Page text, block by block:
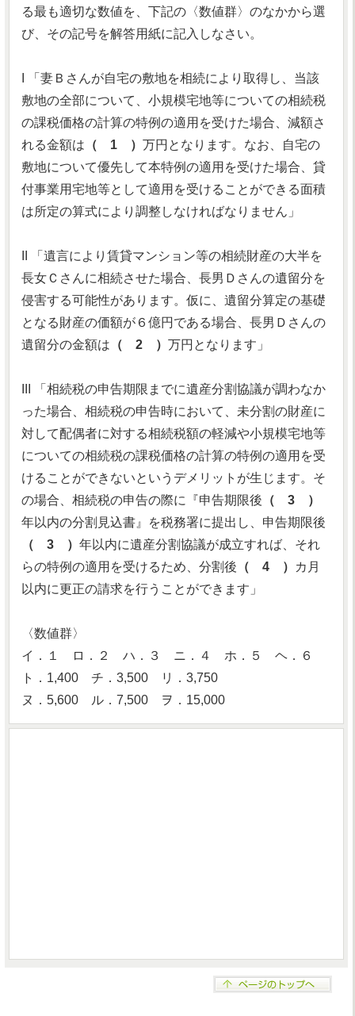
る最も適切な数値を、下記の〈数値群〉のなかから選
び、その記号を解答用紙に記入しなさい。
I 「妻Ｂさんが自宅の敷地を相続により取得し、当該
敷地の全部について、小規模宅地等についての相続税
の課税価格の計算の特例の適用を受けた場合、減額さ
れる金額は （ 1 ） 万円となります。なお、自宅の
敷地について優先して本特例の適用を受けた場合、貸
付事業用宅地等として適用を受けることができる面積
は所定の算式により調整しなければなりません」
II 「遺言により賃貸マンション等の相続財産の大半を
長女Ｃさんに相続させた場合、長男Ｄさんの遺留分を
侵害する可能性があります。仮に、遺留分算定の基礎
となる財産の価額が６億円である場合、長男Ｄさんの
遺留分の金額は （ 2 ） 万円となります」
III 「相続税の申告期限までに遺産分割協議が調わなか
った場合、相続税の申告時において、未分割の財産に
対して配偶者に対する相続税額の軽減や小規模宅地等
についての相続税の課税価格の計算の特例の適用を受
けることができないというデメリットが生じます。そ
の場合、相続税の申告の際に『申告期限後 （ 3 ）
年以内の分割見込書』を税務署に提出し、申告期限後
（ 3 ） 年以内に遺産分割協議が成立すれば、それ
らの特例の適用を受けるため、分割後 （ 4 ）
カ月
以内に更正の請求を行うことができます」
〈数値群〉
イ．１ ロ．２ ハ．３ ニ．４ ホ．５ ヘ．６
ト．1,400 チ．3,500 リ．3,750
ヌ．5,600 ル．7,500 ヲ．15,000